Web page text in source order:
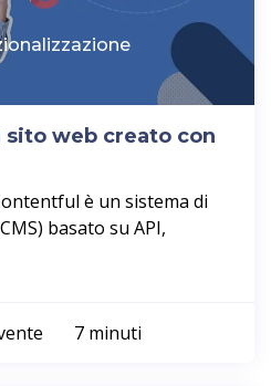
sito web creato con
è un sistema di
basato su API,
7 minuti